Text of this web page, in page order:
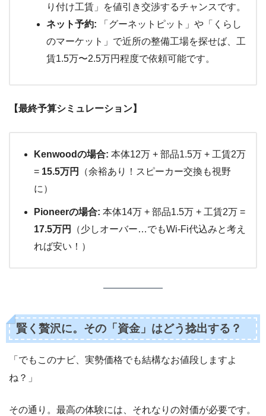
り付け工賃」を値引き交渉するチャンスです。
ネット予約: 「グーネットピット」や「くらし
のマーケット」で近所の整備工場を探せば、工
賃1.5万〜2.5万円程度で依頼可能です。
【最終予算シミュレーション】
Kenwoodの場合: 本体12万 + 部品1.5万 + 工賃2万
= 15.5万円
（余裕あり！スピーカー交換も視野
に）
Pioneerの場合: 本体14万 + 部品1.5万 + 工賃2万 =
17.5万円
（少しオーバー…でもWi-Fi代込みと考え
れば安い！）
賢く贅沢に。その「資金」はどう捻出する？
「でもこのナビ、実勢価格でも結構なお値段しますよ
ね？」
その通り。最高の体験には、それなりの対価が必要です。